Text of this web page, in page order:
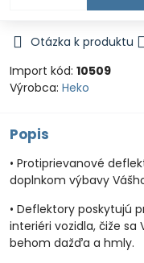
Otázka k produktu
Import kód: 10509
Výrobca: Heko
Popis
• Protiprievanové
doplnkom výbavy
• Deflektory poskytujú
interiéri vozidla, čiže
behom dažďa a hmly.